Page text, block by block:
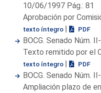
10/06/1997 Pág.: 81
Aprobación por
texto íntegro | PDF
BOCG. Senado Núm.
Texto remitido por el
texto íntegro | PDF
BOCG. Senado Núm.
Ampliación plazo de